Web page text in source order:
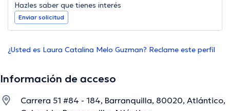
Hazles saber que tienes interés
Enviar solicitud
¿Usted es Laura Catalina Melo Guzman? Reclame este perfil
Información de acceso
Carrera 51 #84 - 184, Barranquilla, 80020, Atlántico,